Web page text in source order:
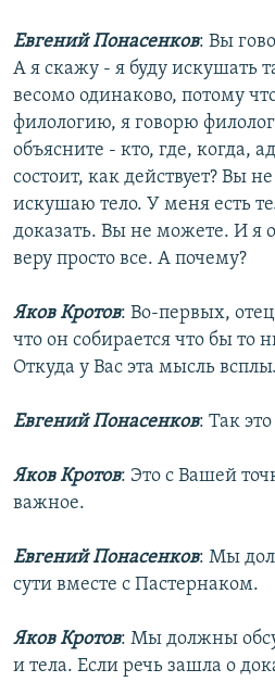
Евгений Понасенков: Вы
А я скажу - я буду искушать
весомо одинаково, потому
филологию, я говорю
объясните - кто, где, когда,
состоит, как действует? Вы
искушаю тело. У меня есть
доказать. Вы не можете. И я
веру просто все. А почему?
Яков Кротов: Во-первых,
что он собирается что бы то
Откуда у Вас эта мысль
Евгений Понасенков: Так
Яков Кротов: Это с Вашей
важное.
Евгений Понасенков: Мы
сути вместе с Пастернаком.
Яков Кротов: Мы должны
и тела. Если речь зашла о